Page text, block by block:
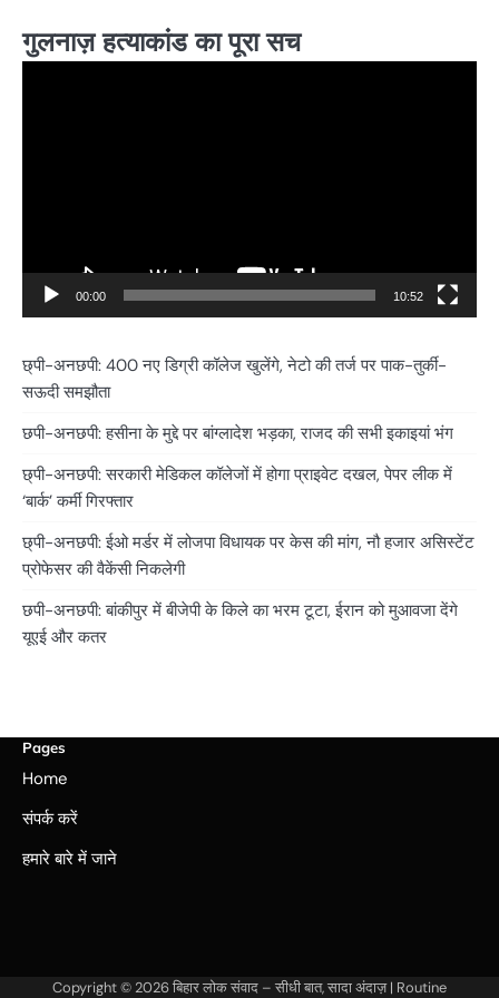
गुलनाज़ हत्याकांड का पूरा सच
00:00 10:52
छ्पी-अनछपी: 400 नए डिग्री कॉलेज खुलेंगे, नेटो की तर्ज पर पाक-तुर्की-
सऊदी समझौता
छपी-अनछपी: हसीना के मुद्दे पर बांग्लादेश भड़का, राजद की सभी इकाइयां भंग
छ्पी-अनछपी: सरकारी मेडिकल कॉलेजों में होगा प्राइवेट दखल, पेपर लीक में
‘बार्क’ कर्मी गिरफ्तार
छ्पी-अनछपी: ईओ मर्डर में लोजपा विधायक पर केस की मांग, नौ हजार असिस्टेंट
प्रोफेसर की वैकेंसी निकलेगी
छपी-अनछपी: बांकीपुर में बीजेपी के किले का भरम टूटा, ईरान को मुआवजा देंगे
यूएई और कतर
Pages
Home
संपर्क करें
हमारे बारे में जाने
Copyright © 2026बिहार लोक संवाद – सीधी बात, सादा अंदाज़| Routine